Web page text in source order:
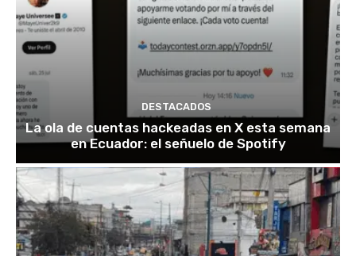
DESTACADOS
La ola de cuentas hackeadas en X esta semana
en Ecuador: el señuelo de Spotify